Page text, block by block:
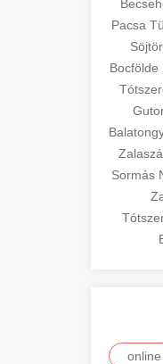
Pacsa
Söjtör
Bocfölde
Sormás
online